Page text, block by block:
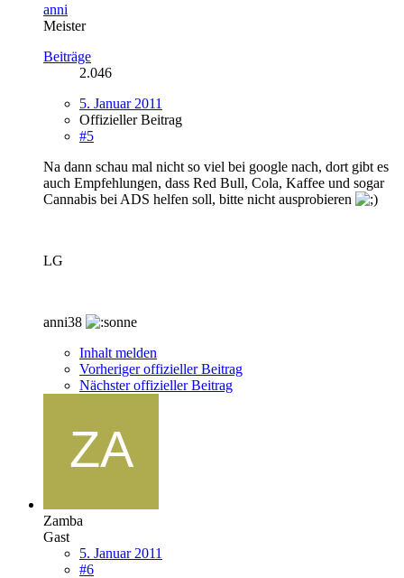
anni
Meister
Beiträge
2.046
5. Januar 2011
Offizieller Beitrag
#5
Na dann schau mal nicht so viel bei google nach, dort gibt es
auch Empfehlungen, dass Red Bull, Cola, Kaffee und sogar
Cannabis bei ADS helfen soll, bitte nicht ausprobieren
LG
anni38
Inhalt melden
Vorheriger offizieller Beitrag
Nächster offizieller Beitrag
Zamba
Gast
5. Januar 2011
#6